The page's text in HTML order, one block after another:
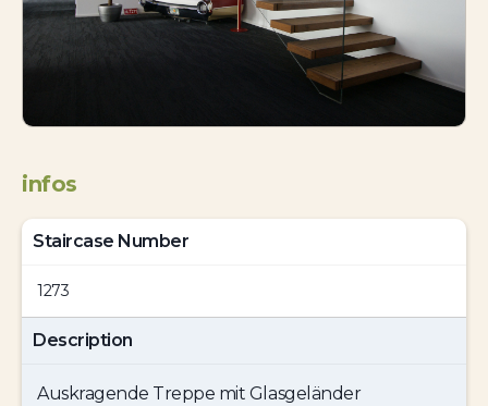
infos
Staircase Number
1273
Description
Auskragende Treppe mit Glasgeländer